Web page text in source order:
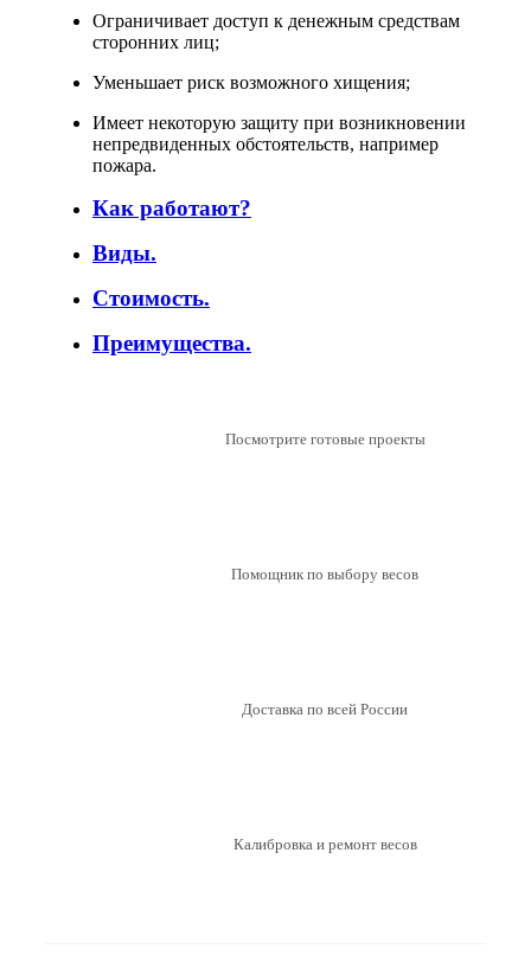
Ограничивает доступ к денежным средствам
сторонних лиц;
Уменьшает риск возможного хищения;
Имеет некоторую защиту при возникновении
непредвиденных обстоятельств, например
пожара.
Как работают?
Виды.
Стоимость.
Преимущества.
Посмотрите готовые проекты
Помощник по выбору весов
Доставка по всей России
Калибровка и ремонт весов